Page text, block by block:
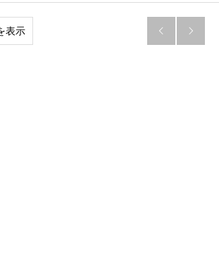
表示  